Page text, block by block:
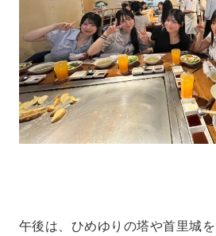
午後は、ひめゆりの塔や首里城